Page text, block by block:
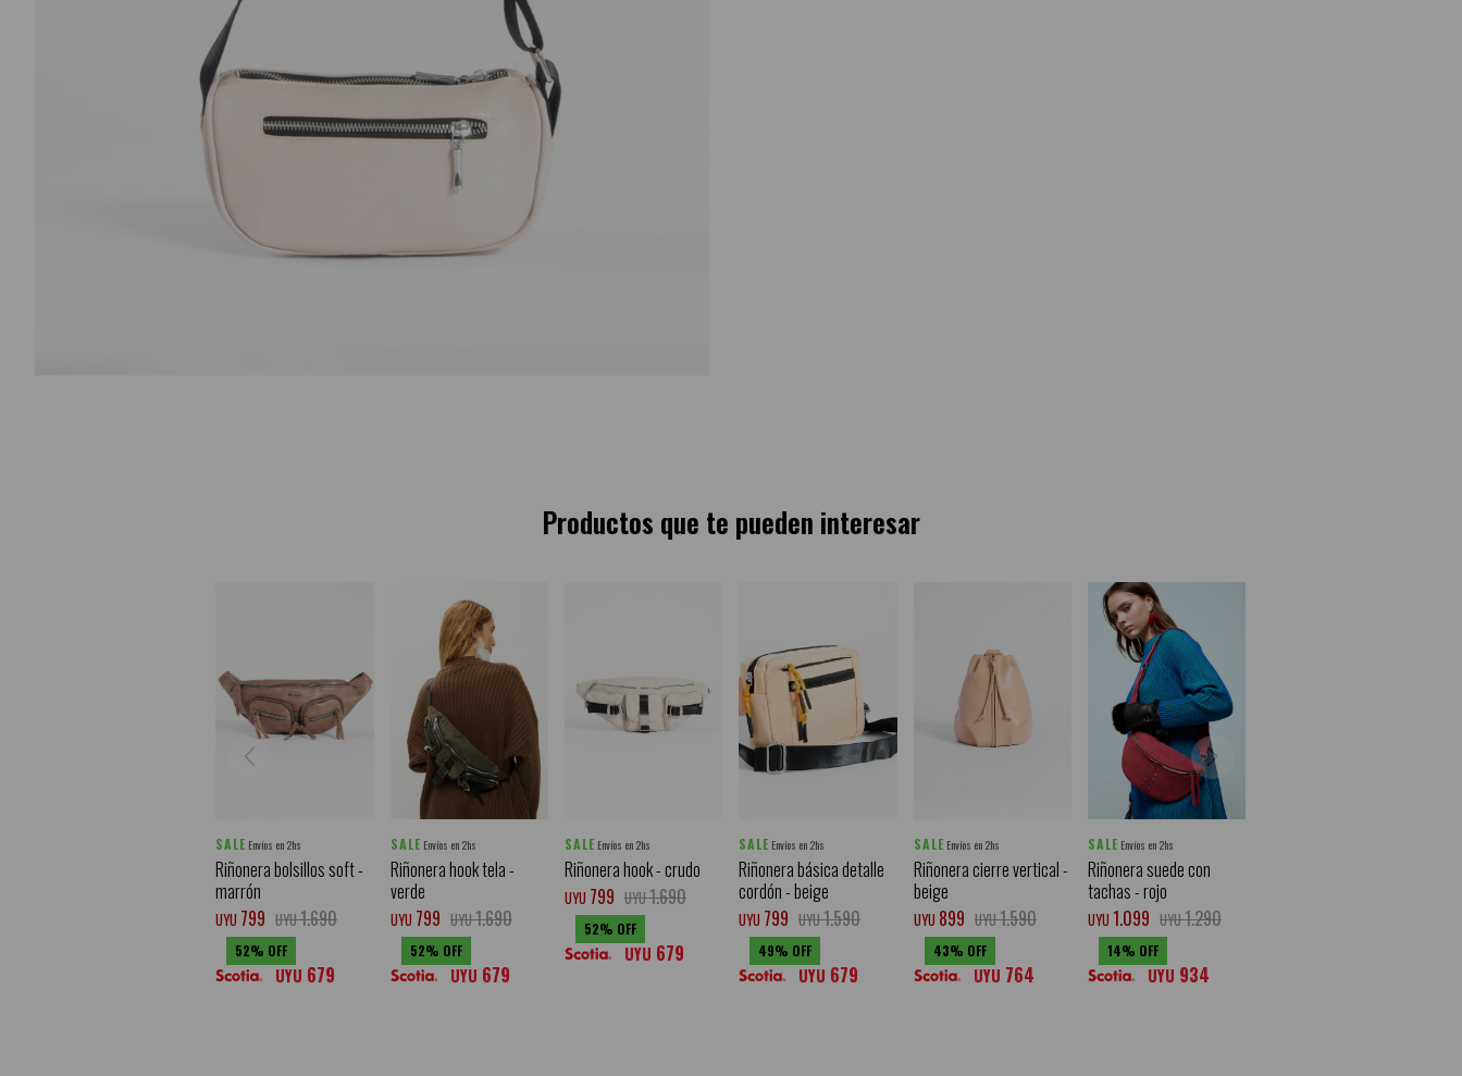
Productos que te pueden interesar
SALE Envíos en 2hs
Riñonera bolsillos soft -
marrón
UYU 799 UYU1.690
52
UYU 679
SALE Envíos en 2hs
Riñonera hook tela -
verde
UYU 799 UYU1.690
52
UYU 679
SALE Envíos en 2hs
Riñonera hook - crudo
UYU 799 UYU1.690
52
UYU 679
SALE Envíos en 2hs
Riñonera básica detalle
cordón - beige
UYU 799 UYU1.590
49
UYU 679
SALE Envíos en 2hs
Riñonera cierre vertical -
beige
UYU 899 UYU1.590
43
UYU 764
SALE Envíos en 2hs
Riñonera suede con
tachas - rojo
UYU 1.099 UYU1.290
14
UYU 934